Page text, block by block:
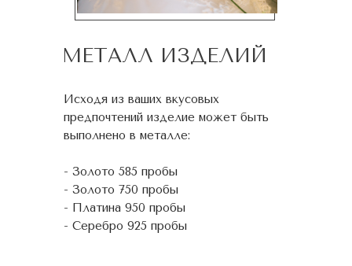
МЕТАЛЛ ИЗДЕЛИЙ
Исходя из ваших вкусовых
предпочтений изделие может быть
выполнено в металле:
- Золото 585 пробы
- Золото 750 пробы
- Платина 950 пробы
- Серебро 925 пробы